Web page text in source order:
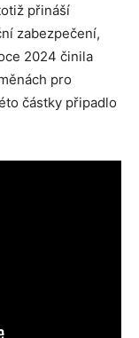
přináší
zabezpečení,
2024 činila
pro
částky připadlo